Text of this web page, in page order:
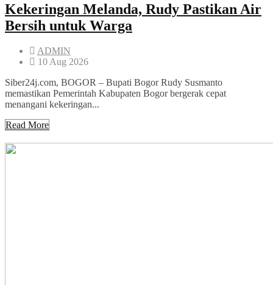
Kekeringan Melanda, Rudy Pastikan Air
Bersih untuk Warga
ADMIN
10 Aug 2026
Siber24j.com, BOGOR – Bupati Bogor Rudy Susmanto
memastikan Pemerintah Kabupaten Bogor bergerak cepat
menangani kekeringan...
Read More